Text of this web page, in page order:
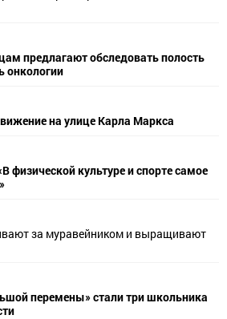
предлагают обследовать полость
онкологии
на улице Карла Маркса
физической культуре и спорте самое
за муравейником и выращивают
перемены» стали три школьника